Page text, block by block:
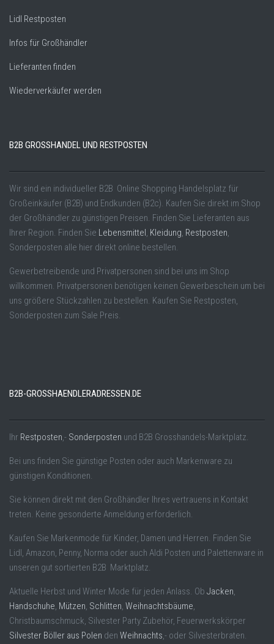
Lidl Restposten
Infos für Großhändler
Lieferanten finden
Wiederverkäufer werden
B2B GROSSHANDEL UND RESTPOSTEN
Wir sind ein individueller B2B Online Shopping Handelsplatz für
Großeinkäufer (B2B) und Endkunden (B2c). Kaufen Sie direkt im Shop
der Großhändler zu günstigen Preisen. Finden Sie Lieferanten aus
Ihrer Region. Finden Sie Lebensmittel , Kleidung, Restposten,
Sonderposten alle hier direkt online bestellen.
Gewerbetreibende und Privatpersonen sind bei uns im Shop
willkommen. Privatpersonen benötigen keinen Gewerbeschein um bei
uns größere Stückzahlen zu bestellen. Kaufen Sie Restposten,
Sonderposten zum Sale Preis.
B2B-GROSSHAENDLERADRESSEN.DE
Ihr Restposten,- Sonderposten und B2B Grosshandels-Marktplatz.
Bei uns finden Sie günstige Posten oder auch Markenware zu
günstigen Konditionen.
Sie können direkt mit den Großhändler Ihres vertrauens in Kontakt
treten. Keine gesonderte Anmeldung erforderlich.
Kaufen Sie Markenmode für Kinder, Damen und Herren. Finden Sie
Lidl, Amazon, Penny, Norma oder auch Aldi Posten und Palettenware in
unseren gut sortierten B2B Marktplatz.
Aktuelle Herbst und Winter Mode für jeden Anlass. Ob Jacken,
Handschuhe, Mützen, Schlitten, Weihnachtsbäume,
Christbaumschmuck, Silvester Party Zubehör, Feuerwerkskörper
Silvester Böller aus Polen den Weihnachts,- oder Silvesterbraten.